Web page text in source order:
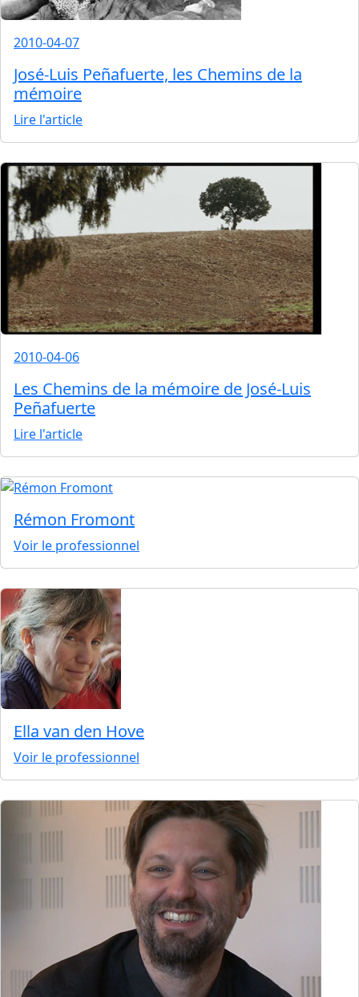
2010-04-07
José-Luis Peñafuerte, les Chemins de la
mémoire
Lire l'article
2010-04-06
Les Chemins de la mémoire de José-Luis
Peñafuerte
Lire l'article
Rémon Fromont
Voir le professionnel
Ella van den Hove
Voir le professionnel